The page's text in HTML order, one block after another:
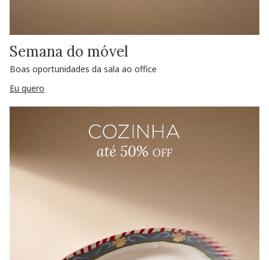
Semana do móvel
Boas oportunidades da sala ao office
Eu quero